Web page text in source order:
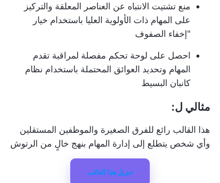
منع تشتيت الانتباه عن العناصر المعلقة والتركيز
على المهام ذات الأولوية العليا باستخدام خيار
"إخفاء الصفوف
احصل على لوحة تحكم مفصلة لمراقبة تقدم
المهام وتحديد العوائق المحتملة باستخدام نظام
كانبان البسيط
مثالي ل:
هذا القالب رائع للفرق الصغيرة والموظفين المستقلين
وأي شخص يتطلع إلى إدارة المهام بنهج خالٍ من الرتوش
تنزيل هذا القالب